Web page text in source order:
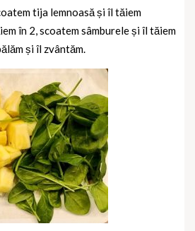
tija lemnoasă și îl tăiem
în 2, scoatem sâmburele și îl tăiem
și îl zvântăm.